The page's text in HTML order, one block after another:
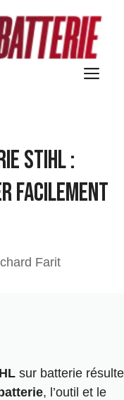
Stihl :
facilement
Farit
sur batterie résulte
, l’outil et le